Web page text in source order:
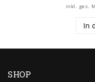
inkl. ges.
In
SHOP